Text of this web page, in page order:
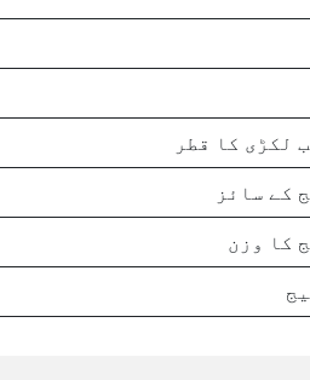
لکڑی کا قطر
کے سائز
کا وزن